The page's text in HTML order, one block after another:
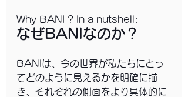
Why BANI ? In a nutshell:
なぜBANIなのか？
BANIは、今の世界が私たちにとっ
てどのように見えるかを明確に描
き、それぞれの側面をより具体的に